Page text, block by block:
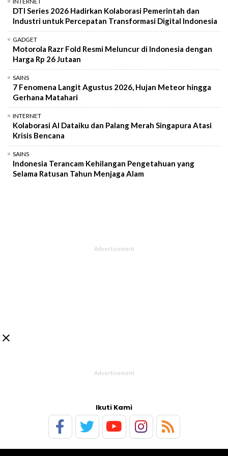
DTI Series 2026 Hadirkan Kolaborasi Pemerintah dan
Industri untuk Percepatan Transformasi Digital Indonesia
GADGET
Motorola Razr Fold Resmi Meluncur di Indonesia dengan
Harga Rp 26 Jutaan
SAINS
7 Fenomena Langit Agustus 2026, Hujan Meteor hingga
Gerhana Matahari
INTERNET
Kolaborasi AI Dataiku dan Palang Merah Singapura Atasi
Krisis Bencana
SAINS
Indonesia Terancam Kehilangan Pengetahuan yang
Selama Ratusan Tahun Menjaga Alam

Ikuti Kami